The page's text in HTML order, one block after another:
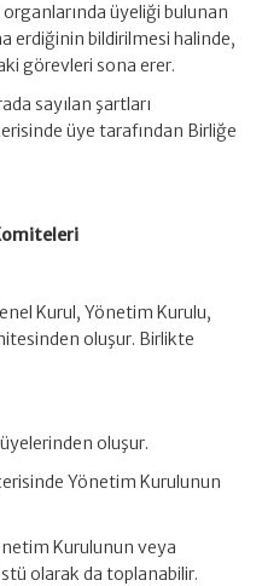
üyeliği bulunan
erdiğinin bildirilmesi halinde,
görevleri sona erer.
sayılan şartları
üye tarafından Birliğe
Kurul, Yönetim Kurulu,
oluşur. Birlikte
oluşur.
Yönetim Kurulunun
Kurulunun veya
olarak da toplanabilir.